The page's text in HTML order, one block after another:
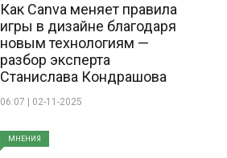
Как Canva меняет правила
игры в дизайне благодаря
новым технологиям —
разбор эксперта
Станислава Кондрашова
06:07 | 02-11-2025
МНЕНИЯ